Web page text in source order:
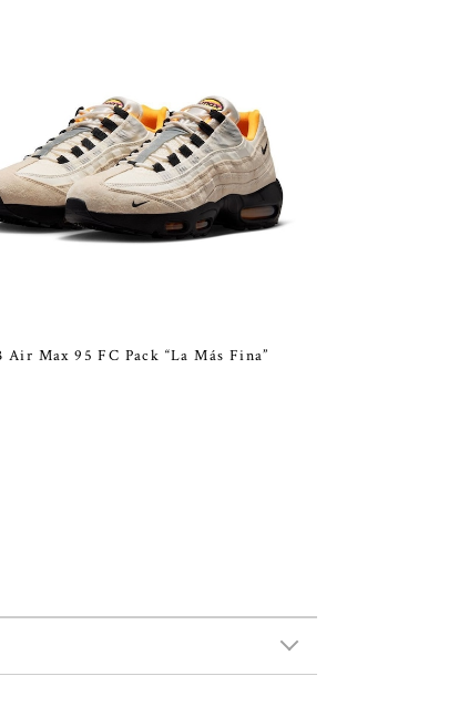
Air Max 95 FC Pack “La Más Fina”